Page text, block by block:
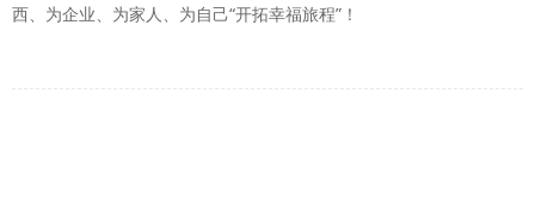
西、为企业、为家人、为自己“开拓幸福旅程”！